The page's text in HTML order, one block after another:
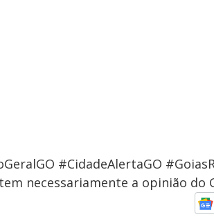
#CidadeAlertaGO
necessariamente a opinião do